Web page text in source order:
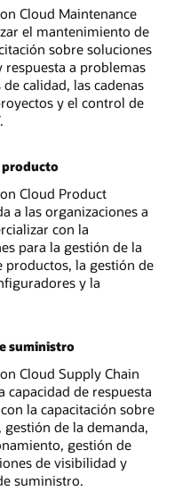
Cloud Maintenance
el mantenimiento de
sobre soluciones
a problemas
calidad, las cadenas
y el control de
producto
Cloud Product
a las organizaciones a
con la
para la gestión de la
la gestión de
y la
suministro
Cloud Supply Chain
capacidad de respuesta
la capacitación sobre
de la demanda,
gestión de
de visibilidad y
suministro.